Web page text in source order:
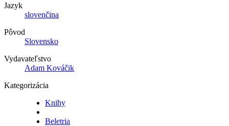
Jazyk
slovenčina
Pôvod
Slovensko
Vydavateľstvo
Adam Kováčik
Kategorizácia
Knihy
Beletria